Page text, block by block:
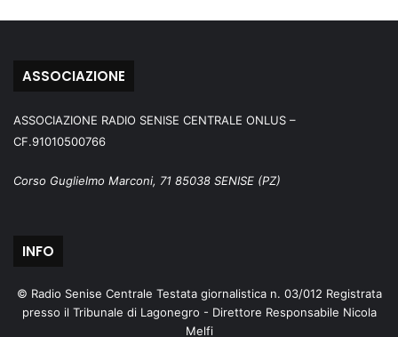
ASSOCIAZIONE
ASSOCIAZIONE RADIO SENISE CENTRALE ONLUS –
CF.91010500766
Corso Guglielmo Marconi, 71 85038 SENISE (PZ)
INFO
© Radio Senise Centrale Testata giornalistica n. 03/012 Registrata
presso il Tribunale di Lagonegro - Direttore Responsabile Nicola
Melfi